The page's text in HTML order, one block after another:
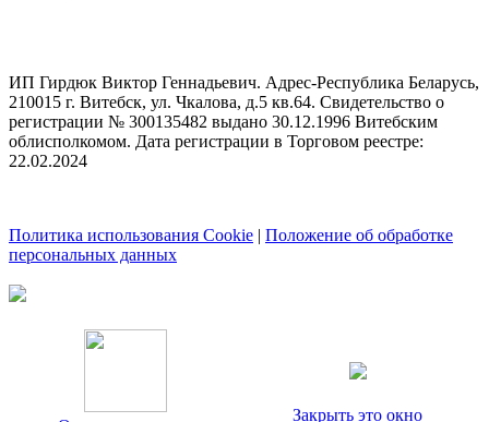
ИП Гирдюк Виктор Геннадьевич. Адрес-Республика Беларусь,
210015 г. Витебск, ул. Чкалова, д.5 кв.64. Свидетельство о
регистрации № 300135482 выдано 30.12.1996 Витебским
облисполкомом. Дата регистрации в Торговом реестре:
22.02.2024
Политика использования Cookie | Положение об обработке
персональных данных
Закрыть это окно